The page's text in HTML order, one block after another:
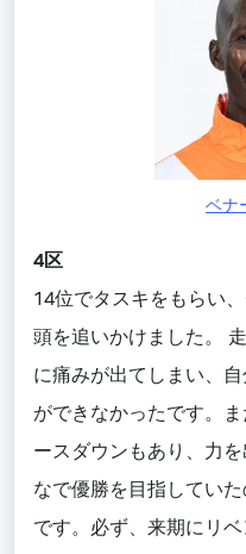
ベナ
4区
14位でタスキをもらい
頭を追いかけました。
に痛みが出てしまい、
ができなかったです。
ースダウンもあり、力を
なで優勝を目指してい
です。必ず、来期にリベ